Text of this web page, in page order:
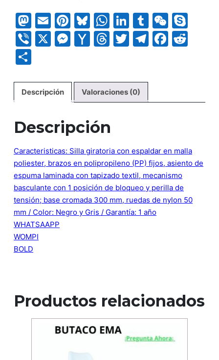
Mastodon
EmailPinterest
Bluesky
WhatsApp
LinkedIn
Tumblr
Viber
X Messenger
Yahoo
Threads
Twitter
Telegram
Descripción Valoraciones (0)
Descripción
Caracteristicas: Silla giratoria con espaldar en malla
poliester, brazos en polipropileno (PP) fijos, asiento de
espuma laminada con tapizado textil, mecanismo
basculante con 1 posición de bloqueo y perilla de
tensión; base cromada 300 mm, ruedas de nylon 50
mm / Color: Negro y Gris / Garantía: 1 año
WHATSAAPP
WOMPI
BOLD
Productos relacionados